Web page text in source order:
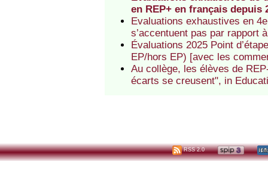
en REP+ en français depuis
Evaluations exhaustives en
s’accentuent pas par rapport
Évaluations 2025 Point
EP/hors EP) [avec les
Au collège, les élèves de
écarts se creusent", in
RSS 2.0